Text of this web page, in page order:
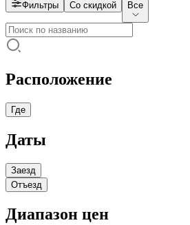
Фильтры Со скидкой Все
Расположение
Где
Даты
Заезд
Отъезд
Диапазон цен